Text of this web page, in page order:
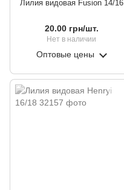
Лилия видовая Fusion 14/16
20.00 грн/шт.
Нет в наличии
Оптовые цены